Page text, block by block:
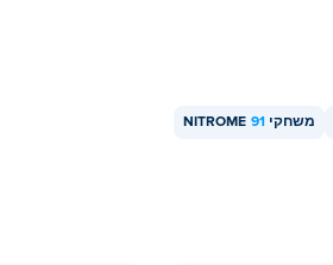
משחקי NITROME 91